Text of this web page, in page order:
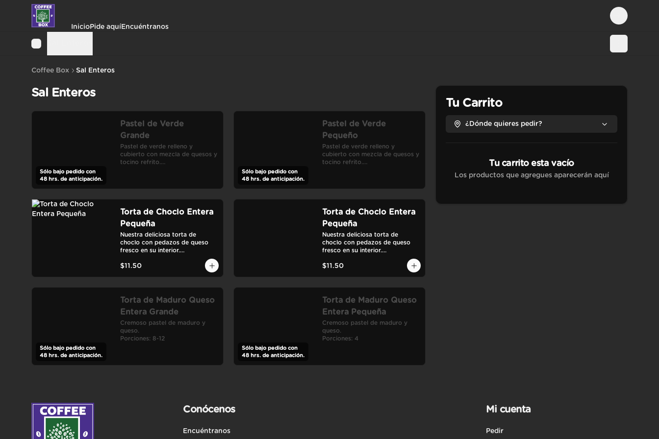
InicioPide aquíEncuéntranos
Login
Coffee Box Sal Enteros
Sal Enteros
Sólo bajo pedido con
48 hrs. de anticipación.
Pastel de Verde
Grande
Pastel de verde relleno y
cubierto con mezcla de quesos y
tocino refrito.
Sólo bajo pedido con
48 hrs. de anticipación.
Pastel de Verde
Pequeño
Pastel de verde relleno y
cubierto con mezcla de quesos y
tocino refrito.
Torta de Choclo Entera
Pequeña
Nuestra deliciosa torta de
choclo con pedazos de queso
fresco en su interior.
$11.50
Torta de Choclo Entera
Pequeña
Nuestra deliciosa torta de
choclo con pedazos de queso
fresco en su interior.
$11.50
Sólo bajo pedido con
48 hrs. de anticipación.
Torta de Maduro Queso
Entera Grande
Cremoso pastel de maduro y
queso.
Porciones: 8-12
Sólo bajo pedido con
48 hrs. de anticipación.
Torta de Maduro Queso
Entera Pequeña
Cremoso pastel de maduro y
queso.
Porciones: 4
Tu Carrito
¿Dónde quieres pedir?
Tu carrito esta vacío
Los productos que agregues aparecerán aquí
Conócenos
Encuéntranos
Mi cuenta
Pedir